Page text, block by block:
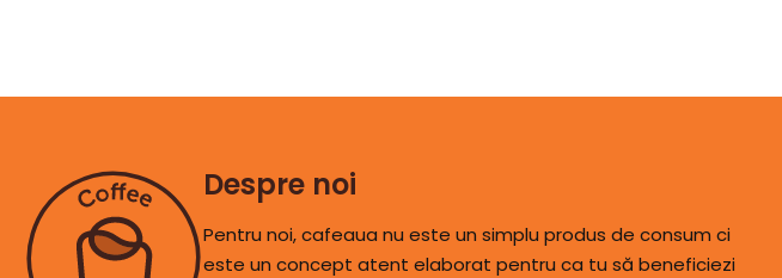
Despre noi
Pentru noi, cafeaua nu este un simplu produs de consum ci
este un concept atent elaborat pentru ca tu să beneficiezi